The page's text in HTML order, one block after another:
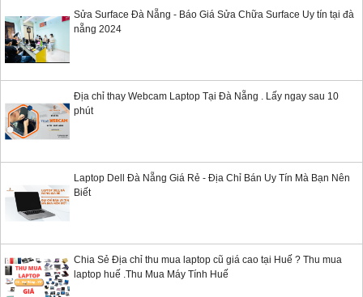
Sửa Surface Đà Nẵng - Báo Giá Sửa Chữa Surface Uy tín tại đà
nẵng 2024
Địa chỉ thay Webcam Laptop Tại Đà Nẵng . Lấy ngay sau 10
phút
Laptop Dell Đà Nẵng Giá Rẻ - Địa Chỉ Bán Uy Tín Mà Bạn Nên
Biết
Chia Sẻ Địa chỉ thu mua laptop cũ giá cao tại Huế ? Thu mua
laptop huế .Thu Mua Máy Tính Huế